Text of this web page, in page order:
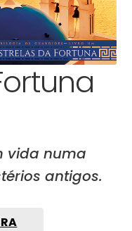
vida numa
antigos.